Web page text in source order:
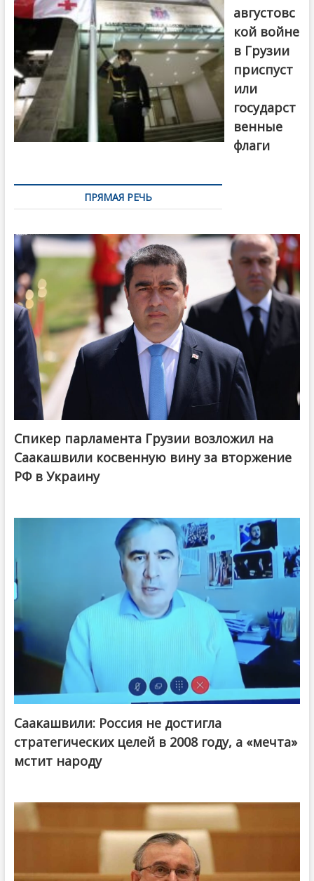
августовс
кой войне
в Грузии
приспуст
или
государст
венные
флаги
ПРЯМАЯ РЕЧЬ
Спикер парламента Грузии возложил на
Саакашвили косвенную вину за вторжение
РФ в Украину
Саакашвили: Россия не достигла
стратегических целей в 2008 году, а «мечта»
мстит народу